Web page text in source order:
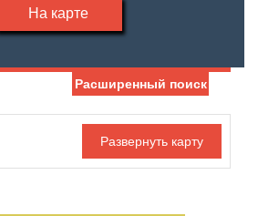
На карте
Жилая площадь
—
Площадь кухни
Расширенный поиск